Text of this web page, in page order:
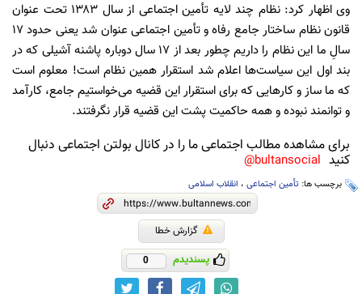
وی اظهار کرد: نظام چند لایه تأمین اجتماعی از سال ۱۳۸۳ تحت عنوان
قانون نظام ساختار جامع رفاه و تأمین اجتماعی عنوان شد یعنی حدود ۱۷
سالِ ما این نظام را داریم چطور بعد از ۱۷ سال دوباره پاشنه آشیلی که در
بند اول این سیاست‌ها اعلام شد استقرار همین نظام است! معلوم است
که ما ساز و کارهایی که برای استقرار این قضیه می‌خواستیم جامع، کارآمد
و توانمند نبوده و همه حاکمیت پشت این قضیه قرار نگرفتند.
برای مشاهده مطالب اجتماعی ما را در کانال بولتن اجتماعی دنبال
کنید bultansocial@
برچسب ها: تأمین اجتماعی ، انقلاب اسلامی
گزارش خطا
پسندیدم 0